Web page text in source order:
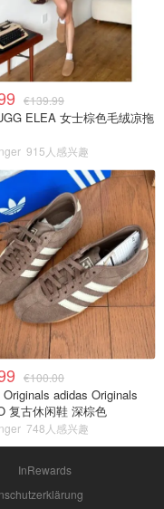
€139.99
ELEA 女士棕色毛绒凉拖
915人感兴趣
€100.00
adidas Originals
复古休闲鞋 深棕色
748人感兴趣
InRewards